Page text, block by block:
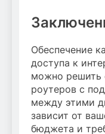
Обеспечение
доступа к
можно
роутеров с
между этими
зависит от
бюджета и